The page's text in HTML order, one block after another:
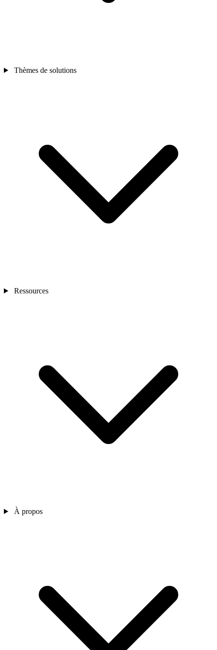
Thèmes de solutions
Ressources
À propos